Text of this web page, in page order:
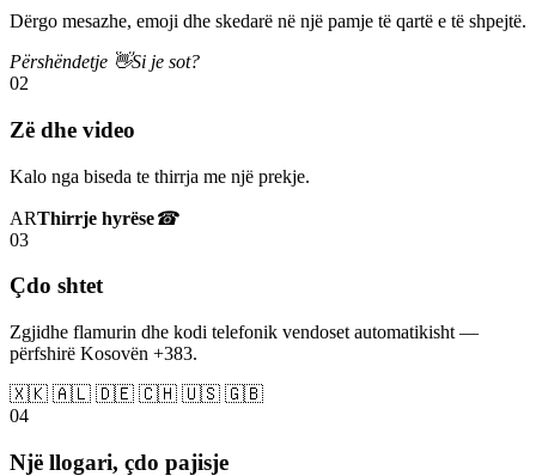
Dërgo mesazhe, emoji dhe skedarë në një pamje të qartë e të shpejtë.
Përshëndetje 👋Si je sot?
02
Zë dhe video
Kalo nga biseda te thirrja me një prekje.
ARThirrje hyrëse☎
03
Çdo shtet
Zgjidhe flamurin dhe kodi telefonik vendoset automatikisht —
përfshirë Kosovën +383.
🇽🇰 🇦🇱 🇩🇪 🇨🇭 🇺🇸 🇬🇧
04
Një llogari, çdo pajisje